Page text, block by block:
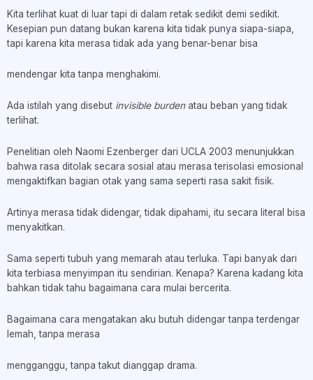
Kita terlihat kuat di luar tapi di dalam retak sedikit demi sedikit.
Kesepian pun datang bukan karena kita tidak punya siapa-siapa,
tapi karena kita merasa tidak ada yang benar-benar bisa
mendengar kita tanpa menghakimi.
Ada istilah yang disebut invisible burdenatau beban yang tidak
terlihat.
Penelitian oleh Naomi Ezenberger dari UCLA 2003 menunjukkan
bahwa rasa ditolak secara sosial atau merasa terisolasi emosional
mengaktifkan bagian otak yang sama seperti rasa sakit fisik.
Artinya merasa tidak didengar, tidak dipahami, itu secara literal bisa
menyakitkan.
Sama seperti tubuh yang memarah atau terluka. Tapi banyak dari
kita terbiasa menyimpan itu sendirian. Kenapa? Karena kadang kita
bahkan tidak tahu bagaimana cara mulai bercerita.
Bagaimana cara mengatakan aku butuh didengar tanpa terdengar
lemah, tanpa merasa
mengganggu, tanpa takut dianggap drama.